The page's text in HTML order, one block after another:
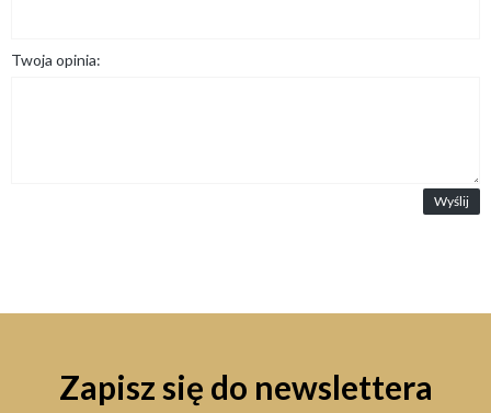
Twoja opinia:
Wyślij
Zapisz się do newslettera